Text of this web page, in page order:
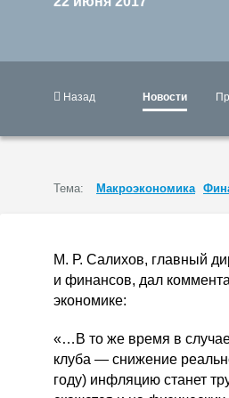
Назад Новости
Тема: Макроэкономика
М. Р. Салихов, главный
и финансов, дал
экономике:
«…В то же время в
клуба — снижение
году) инфляцию станет